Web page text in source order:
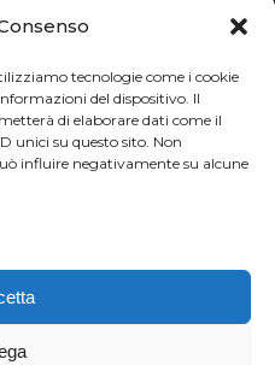
tecnologie come i cookie
del dispositivo. Il
di elaborare dati come il
unici su questo sito. Non
influire negativamente su alcune
FONTANA
POEL MATTEO TRENTIN MIKE FELDERER
NIBALI
NINO SCHURTER
PROMENADO BIKE
VINCENZO NIBALI